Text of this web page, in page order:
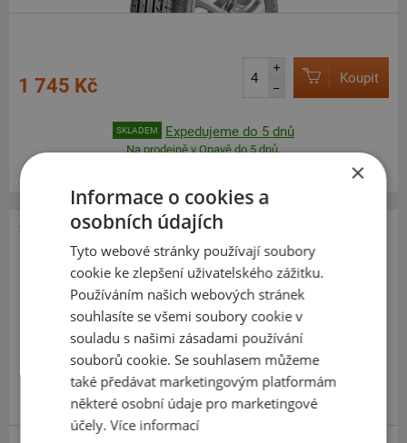
1 745 Kč
+
–
Koupit
SKLADEM Expedujeme do 5 dnů
Na prodejně v Opavě do 5 dnů.
Fortune
FSR 802
185 60 R15 84H
×
Informace o cookies a
osobních údajích
Tyto webové stránky používají soubory
cookie ke zlepšení uživatelského zážitku.
Používáním našich webových stránek
souhlasíte se všemi soubory cookie v
souladu s našimi zásadami používání
souborů cookie. Se souhlasem můžeme
také předávat marketingovým platformám
některé osobní údaje pro marketingové
účely.Více informací